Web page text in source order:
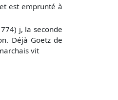
est emprunté à
j, la seconde
Déjà Goetz de
vit